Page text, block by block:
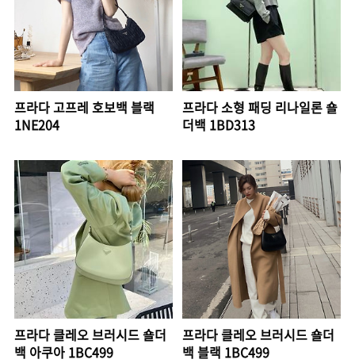
프라다 고프레 호보백 블랙
1NE204
프라다 소형 패딩 리나일론 숄
더백 1BD313
프라다 클레오 브러시드 숄더
백 아쿠아 1BC499
프라다 클레오 브러시드 숄더
백 블랙 1BC499